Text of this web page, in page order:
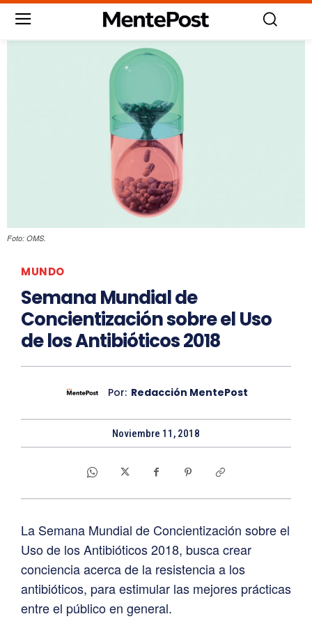
Foto: OMS.
MUNDO
Semana Mundial de
Concientización sobre el Uso
de los Antibióticos 2018
Por: Redacción MentePost
Noviembre 11, 2018
La Semana Mundial de Concientización sobre el
Uso de los Antibióticos 2018, busca crear
conciencia acerca de la resistencia a los
antibióticos, para estimular las mejores prácticas
entre el público en general.